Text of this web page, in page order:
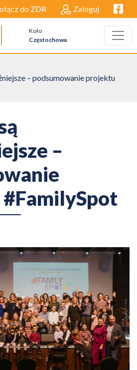
do ZDR Zaloguj
Koło
Częstochowa
– podsumowanie projektu
–